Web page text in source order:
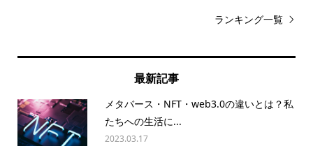
ランキング一覧
最新記事
メタバース・NFT・web3.0の違いとは？私
たちへの生活に...
2023.03.17